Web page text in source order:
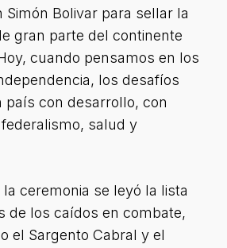
Simón Bolivar para sellar la
gran parte del continente
cuando pensamos en los
los desafíos
país con desarrollo, con
salud y
ceremonia se leyó la lista
de los caídos en combate,
el Sargento Cabral y el